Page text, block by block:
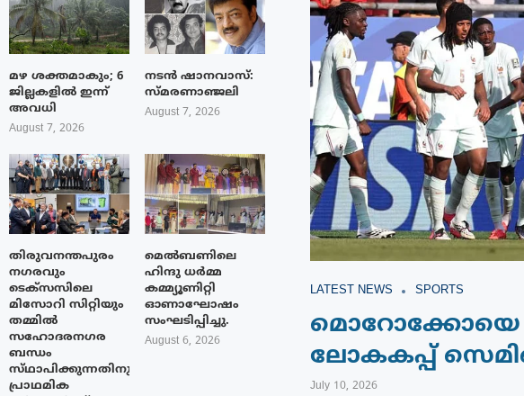
LATEST NEWS SPORTS
മൊറോക്കോയെ
ലോകകപ്പ്
July 10, 2026
മഴ ശക്തമാകും; 6
ജില്ലകളിൽ ഇന്ന്
അവധി
August 7, 2026
നടൻ ഷാനവാസ്:
സ്മരണാഞ്ജലി
August 7, 2026
തിരുവനന്തപുരം
നഗരവും
ടെക്‌സസിലെ
മിസോറി സിറ്റിയും
തമ്മിൽ
സഹോദരനഗര
ബന്ധം
സ്‌ഥാപിക്കുന്നതിനുള്ള
പ്രാഥമിക
മെൽബണിലെ
ഹിന്ദു ധർമ്മ
കമ്മ്യൂണിറ്റി
ഓണാഘോഷം
സംഘടിപ്പിച്ചു.
August 6, 2026